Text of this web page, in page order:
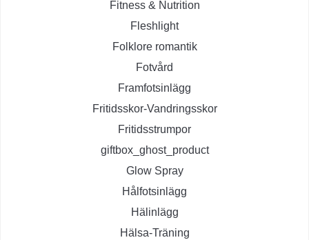
Fitness & Nutrition
Fleshlight
Folklore romantik
Fotvård
Framfotsinlägg
Fritidsskor-Vandringsskor
Fritidsstrumpor
giftbox_ghost_product
Glow Spray
Hålfotsinlägg
Hälinlägg
Hälsa-Träning